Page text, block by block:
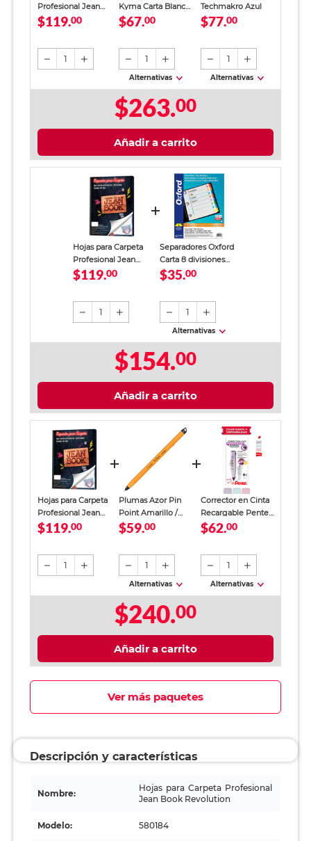
Profesional Jean
Book Revolution
$119.00
1
Kyma Carta Blanco
100 Hojas
$67.00
1
Alternativas
Techmakro Azul
$77.00
1
Alternativas
$263.00
Añadir a carrito
Hojas para Carpeta
Profesional Jean
Book Revolution
$119.00
1
Separadores Oxford
Carta 8 divisiones
Colores
$35.00
1
Alternativas
$154.00
Añadir a carrito
Hojas para Carpeta
Profesional Jean
Book Revolution
$119.00
1
Plumas Azor Pin
Point Amarillo /
Punto fino / Tinta
$59.00
1
Alternativas
Corrector en Cinta
Recargable Pentel
Colores
$62.00
1
Alternativas
$240.00
Añadir a carrito
Ver más paquetes
Descripción y características
Nombre:
Hojas para Carpeta Profesional
Jean Book Revolution
Modelo: 580184